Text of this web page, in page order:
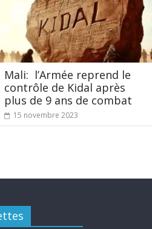
Mali: l’Armée reprend le
contrôle de Kidal après
plus de 9 ans de combat
15 novembre 2023